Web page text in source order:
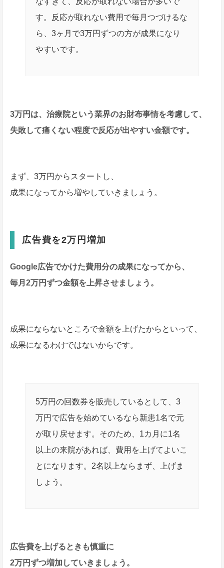
す。反応が取れない費用で毎月つづけるな
ら、3ヶ月で3万円ずつの方が成果になり
やすいです。
3万円は、治療院という業界のお財布事情を考慮して、
失敗して痛くない程度で反応が出やすい金額です。
まず、3万円からスタートし、
成果になってから増やしていきましょう。
広告費を2万円増加
Google広告でかけた費用分の成果になってから、
毎月2万円ずつ金額を上昇させましょう。
成果にならないところで金額を上げたからといって、
成果になるわけではないからです。
5万円の回数券を販売しているとして、3
万円で広告を始めているなら新患1名で元
が取り戻せます。そのため、1カ月に1名
以上の来院があれば、費用を上げてよいこ
とになります。2名以上ならまず、上げま
しょう。
広告費を上げるときも慎重に
2万円ずつ増加していきましょう。